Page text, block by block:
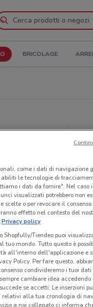
BRICOLAGE
come i dati di navigazione
le tecnologie di
i dati da fornire". Nel caso
visualizzati potrebbero non
o per revocare il
effetto nel contesto del
Privacy policy
Tiendeo puoi
mondo. Tutto questo è
all'interno dell'applicazione e
Policy. Per fare questo,
condivideremo i tuoi dati
cambiare idea accedendo
se accetti: Le inserzioni
alla tua cronologia di
a noi collegato ci informa